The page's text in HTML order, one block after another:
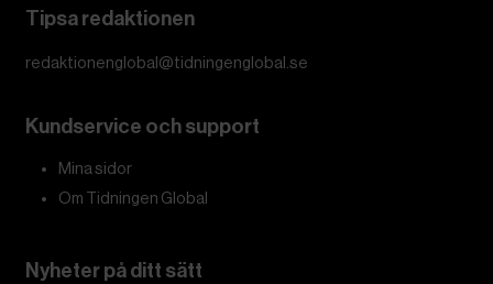
BokenThe Origins of Totalitarianism
vi, som demokratiska medborgare, vinna på att läsa den?
studerade filosofi under Martin Heidegger och Karl
i början av 1930-talet. Efter en kontakt med gestapo